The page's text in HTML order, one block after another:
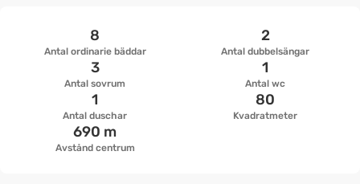
Antal ordinarie bäddar
8
Antal dubbelsängar
2
Antal sovrum
3
Antal wc
1
Antal duschar
1
Kvadratmeter
80
Avstånd centrum
690 m